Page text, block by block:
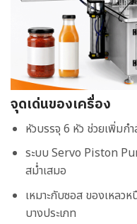
จุดเด่นของเครื่อง
หัวบรรจุ 6 หัว ช่วยเพิ่มก
ระบบ Servo Piston
สม่ำเสมอ
เหมาะกับซอส ของเหลว
บางประเภท